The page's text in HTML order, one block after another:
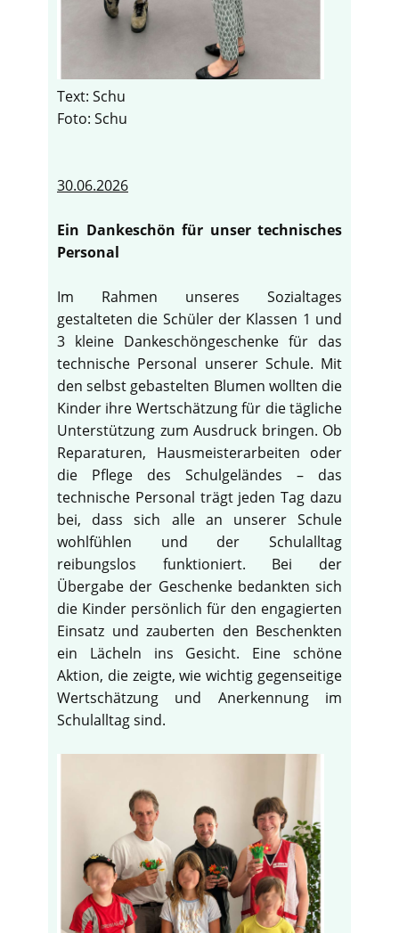
Text: Schu
Foto: Schu
30.06.2026
Ein Dankeschön für unser technisches
Personal
Im Rahmen unseres Sozialtages
gestalteten die Schüler der Klassen 1 und
3 kleine Dankeschöngeschenke für das
technische Personal unserer Schule. Mit
den selbst gebastelten Blumen wollten die
Kinder ihre Wertschätzung für die tägliche
Unterstützung zum Ausdruck bringen. Ob
Reparaturen, Hausmeisterarbeiten oder
die Pflege des Schulgeländes – das
technische Personal trägt jeden Tag dazu
bei, dass sich alle an unserer Schule
wohlfühlen und der Schulalltag
reibungslos funktioniert. Bei der
Übergabe der Geschenke bedankten sich
die Kinder persönlich für den engagierten
Einsatz und zauberten den Beschenkten
ein Lächeln ins Gesicht. Eine schöne
Aktion, die zeigte, wie wichtig gegenseitige
Wertschätzung und Anerkennung im
Schulalltag sind.